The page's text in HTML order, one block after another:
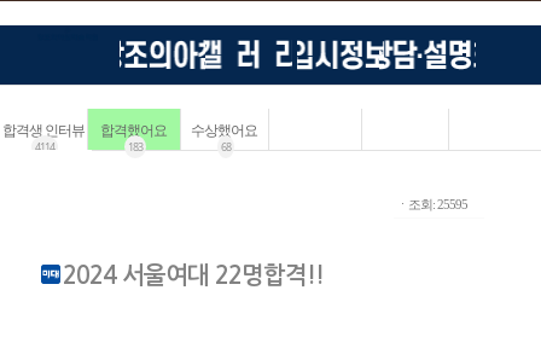
합격생 인터뷰
4114
합격했어요
183
수상했어요
68
ㆍ조회: 25595
2024 서울여대 22명합격!!